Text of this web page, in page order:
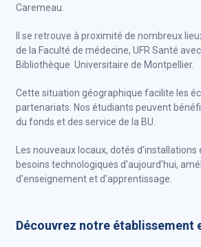
Caremeau.
Il se retrouve à proximité de nombreux
de la Faculté de médecine, UFR Santé
Bibliothèque Universitaire de Montpellier.
Cette situation géographique facilite les
partenariats. Nos étudiants peuvent
du fonds et des service de la BU.
Les nouveaux locaux, dotés d'installations
besoins technologiques d'aujourd'hui,
d'enseignement et d'apprentissage.
Découvrez notre établissement